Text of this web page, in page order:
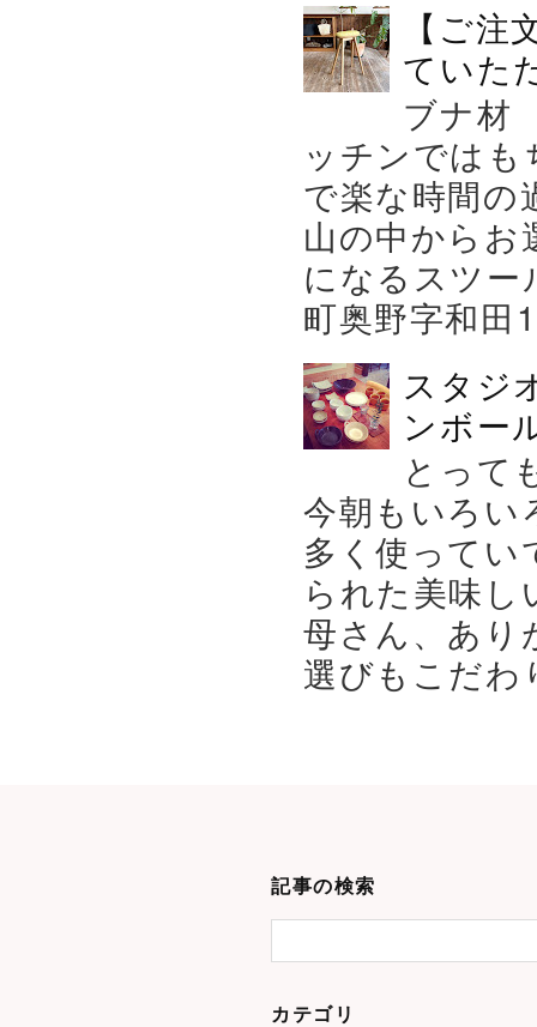
【ご
ていた
ブナ材
ッチンでは
で楽な時間の
山の中から
になるスツー
町奥野字和
スタジ
ンボー
とって
今朝もいろい
多く使ってい
られた美味
母さん、あり
選びもこだ
記事の検索
カテゴリ